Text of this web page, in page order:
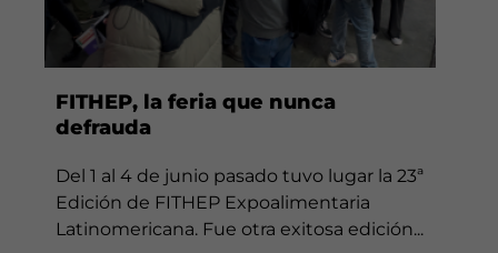
FITHEP, la feria que nunca
defrauda
Del 1 al 4 de junio pasado tuvo lugar la 23ª
Edición de FITHEP Expoalimentaria
Latinomericana. Fue otra exitosa edición...